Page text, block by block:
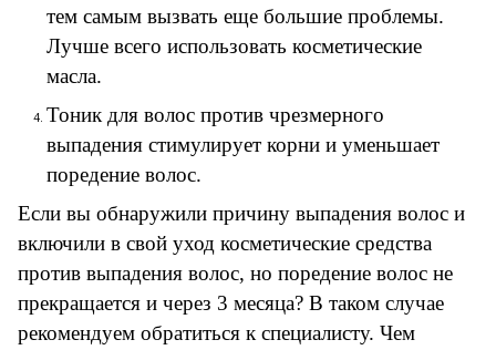
тем самым вызвать еще большие проблемы.
Лучше всего использовать косметические
масла.
Тоник для волос против чрезмерного
выпадения стимулирует корни и уменьшает
поредение волос.
Если вы обнаружили причину выпадения волос и
включили в свой уход косметические средства
против выпадения волос, но поредение волос не
прекращается и через 3 месяца? В таком случае
рекомендуем обратиться к специалисту. Чем